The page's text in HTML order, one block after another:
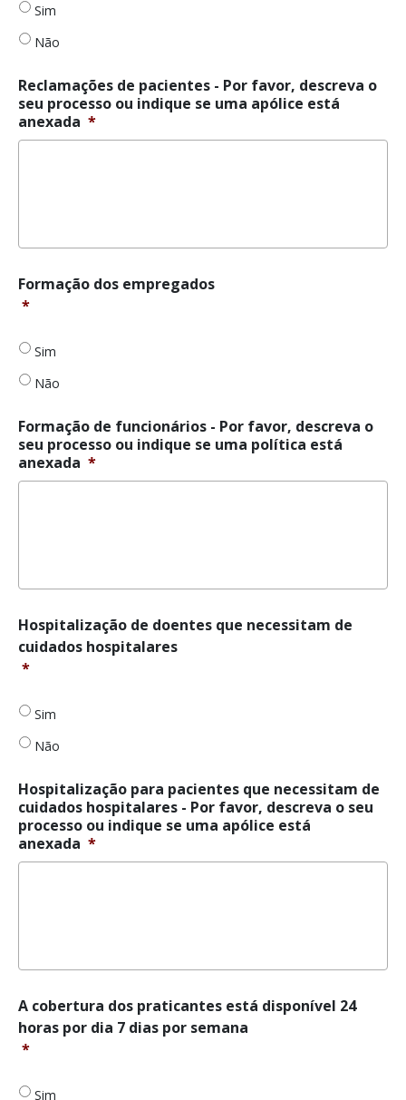
Sim
Não
Reclamações de pacientes - Por favor, descreva o
seu processo ou indique se uma apólice está
anexada *
Formação
dos
Formação dos empregados
*
Sim
Não
Formação de funcionários - Por favor, descreva o
seu processo ou indique se uma política está
anexada *
Hospitalização
de
doentes
de
cuidados
hospitalares
Hospitalização de doentes que necessitam de
cuidados hospitalares
*
Sim
Não
Hospitalização para pacientes que necessitam de
cuidados hospitalares - Por favor, descreva o seu
processo ou indique se uma apólice está
anexada *
A
cobertura
dos
disponível
A cobertura dos praticantes está disponível 24
horas por dia 7 dias por semana
*
Sim